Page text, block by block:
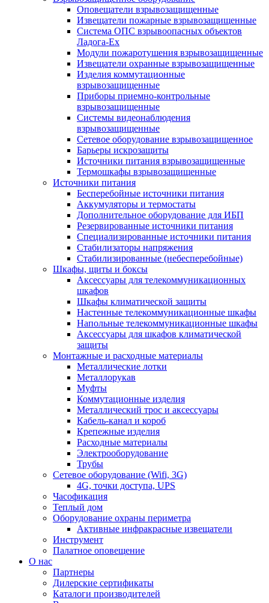
Оповещатели взрывозащищенные
Извещатели пожарные взрывозащищенные
Система ОПС взрывоопасных объектов
Ладога-Ex
Модули пожаротушения взрывозащищенные
Извещатели охранные взрывозащищенные
Изделия коммутационные
взрывозащищенные
Приборы приемно-контрольные
взрывозащищенные
Системы видеонаблюдения
взрывозащищенные
Сетевое оборудование взрывозащищенное
Барьеры искрозащиты
Источники питания взрывозащищенные
Термошкафы взрывозащищенные
Источники питания
Бесперебойные источники питания
Аккумуляторы и термостаты
Дополнительное оборудование для ИБП
Резервированные источники питания
Специализированные источники питания
Стабилизаторы напряжения
Стабилизированные (небесперебойные)
Шкафы, щиты и боксы
Аксессуары для телекоммуникационных
шкафов
Шкафы климатической защиты
Настенные телекоммуникационные шкафы
Напольные телекоммуникационные шкафы
Аксессуары для шкафов климатической
защиты
Монтажные и расходные материалы
Металлические лотки
Металлорукав
Муфты
Коммутационные изделия
Металлический трос и аксессуары
Кабель-канал и короб
Крепежные изделия
Расходные материалы
Электрооборудование
Трубы
Сетевое оборудование (Wifi, 3G)
4G, точки доступа, UPS
Часофикация
Теплый дом
Оборудование охраны периметра
Активные инфракрасные извещатели
Инструмент
Палатное оповещение
О нас
Партнеры
Дилерские сертификаты
Каталоги производителей